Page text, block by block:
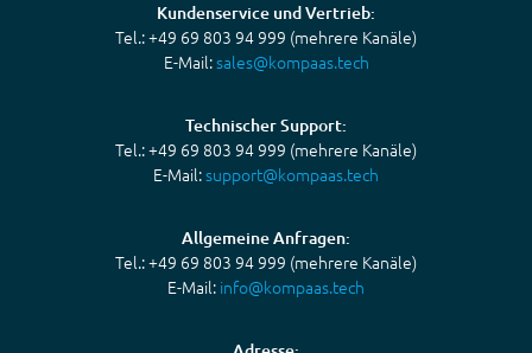
Kundenservice und Vertrieb:
Tel.: +49 69 803 94 999 (mehrere Kanäle)
E-Mail:sales@kompaas.tech
Technischer Support:
Tel.: +49 69 803 94 999 (mehrere Kanäle)
E-Mail:support@kompaas.tech
Allgemeine Anfragen:
Tel.: +49 69 803 94 999 (mehrere Kanäle)
E-Mail: info@kompaas.tech